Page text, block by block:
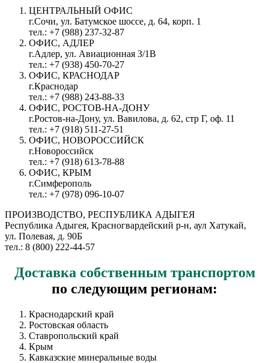
ЦЕНТРАЛЬНЫЙ ОФИС
г.Сочи, ул. Батумское шоссе, д. 64, корп. 1
тел.: +7 (988) 237-32-87
ОФИС, АДЛЕР
г.Адлер, ул. Авиационная 3/1В
тел.: +7 (938) 450-70-27
ОФИС, КРАСНОДАР
г.Краснодар
тел.: +7 (988) 243-88-33
ОФИС, РОСТОВ-НА-ДОНУ
г.Ростов-на-Дону, ул. Вавилова, д. 62, стр Г, оф. 11
тел.: +7 (918) 511-27-51
ОФИС, НОВОРОССИЙСК
г.Новороссийск
тел.: +7 (918) 613-78-88
ОФИС, КРЫМ
г.Симферополь
тел.: +7 (978) 096-10-07
ПРОИЗВОДСТВО, РЕСПУБЛИКА АДЫГЕЯ
Республика Адыгея, Красногвардейский р-н, аул Хатукай,
ул. Полевая, д. 90Б
тел.: 8 (800) 222-44-57
Доставка собственным транспортом
по следующим регионам:
Краснодарский край
Ростовская область
Ставропольский край
Крым
Кавказские минеральные воды